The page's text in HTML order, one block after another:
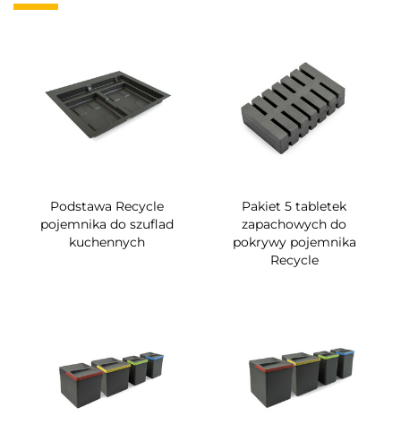
Podstawa Recycle
pojemnika do szuflad
kuchennych
Pakiet 5 tabletek
zapachowych do
pokrywy pojemnika
Recycle